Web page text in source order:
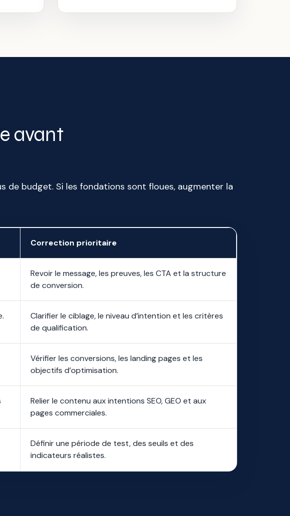
avant
de budget. Si les fondations sont floues, augmenter la
Correction prioritaire
Revoir le message, les preuves, les CTA et la structure
de conversion.
Clarifier le ciblage, le niveau d’intention et les critères
de qualification.
Vérifier les conversions, les landing pages et les
objectifs d’optimisation.
Relier le contenu aux intentions SEO, GEO et aux
pages commerciales.
Définir une période de test, des seuils et des
indicateurs réalistes.